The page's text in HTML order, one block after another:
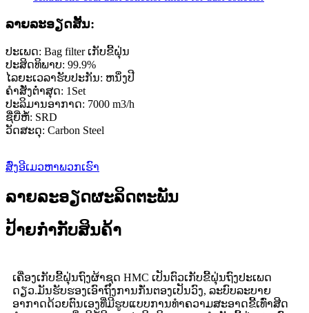
ລາຍ​ລະ​ອຽດ​ສັ້ນ​:
ປະເພດ: Bag filter ເກັບຂີ້ຝຸ່ນ
ປະສິດທິພາບ: 99.9%
ໄລຍະເວລາຮັບປະກັນ: ຫນຶ່ງປີ
ຄໍາສັ່ງຕໍ່າສຸດ: 1Set
ປະລິມານອາກາດ: 7000 m3/h
ຊື່ຍີ່ຫໍ້: SRD
ວັດສະດຸ: Carbon Steel
ສົ່ງອີເມວຫາພວກເຮົາ
ລາຍລະອຽດຜະລິດຕະພັນ
ປ້າຍກຳກັບສິນຄ້າ
ເຄື່ອງເກັບຂີ້ຝຸ່ນຖົງຜ້າຊຸດ HMC ເປັນຕົວເກັບຂີ້ຝຸ່ນຖົງປະເພດ
ດຽວ.ມັນຮັບຮອງເອົາຖົງການກັ່ນຕອງເປັນວົງ, ລະບົບລະບາຍ
ອາກາດດ້ວຍຕົນເອງທີ່ມີຮູບແບບການທໍາຄວາມສະອາດຂີ້ເທົ່າສີດ